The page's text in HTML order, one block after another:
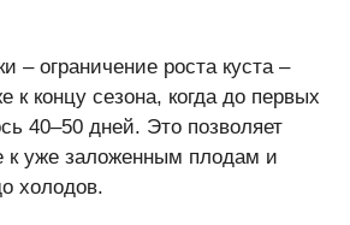
– ограничение роста куста –
концу сезона, когда до первых
40–50 дней. Это позволяет
к уже заложенным плодам и
холодов.